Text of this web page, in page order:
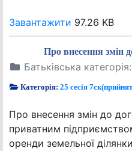
Завантажити 97.26 KB
Про внесення змін
Батьківська категорія:
Категорія:25 сесія
Про внесення змін до
приватним
оренди земельної